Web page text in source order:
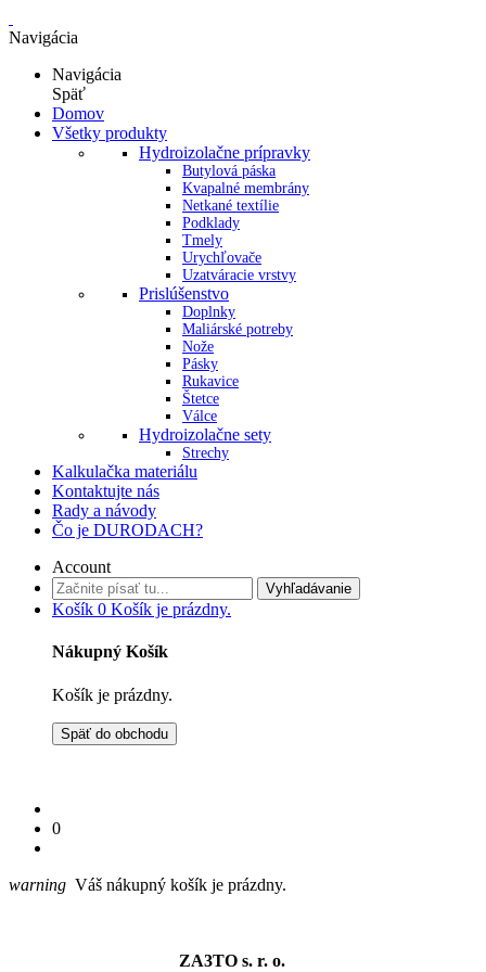
Navigácia
Navigácia
Späť
Domov
Všetky produkty
Hydroizolačne prípravky
Butylová páska
Kvapalné membrány
Netkané textílie
Podklady
Tmely
Urychľovače
Uzatváracie vrstvy
Prislúšenstvo
Doplnky
Maliárské potreby
Nože
Pásky
Rukavice
Štetce
Válce
Hydroizolačne sety
Strechy
Kalkulačka materiálu
Kontaktujte nás
Rady a návody
Čo je DURODACH?
Account
Vyhľadávanie
Košík 0 Košík je prázdny.
Nákupný Košík
Košík je prázdny.
Späť do obchodu
0
warning Váš nákupný košík je prázdny.
ZA3TO s. r. o.